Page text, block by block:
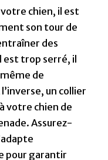
chien, il est
son tour de
des
est trop serré, il
de
un collier
votre chien de
Assurez-
pour garantir